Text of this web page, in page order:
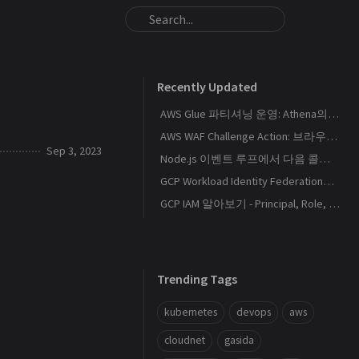
Sep 3, 2023
Recently Updated
AWS Glue 파티셔닝 운영: Athena의 S3 스캔량을 줄이는 Catalog와 Projection 설계
AWS WAF Challenge Action: 브라우저 토큰과 SPA 요청 경계를 이해하기
Node.js 이벤트 루프에서 다음 콜백이 실행되는 순서
GCP Workload Identity Federation으로 외부 워크로드에 키 없이 권한 부여하기
GCP IAM 알아보기 - Principal, Role, Policy, Service Account
Trending Tags
kubernetes devops aws
cloudnet gasida